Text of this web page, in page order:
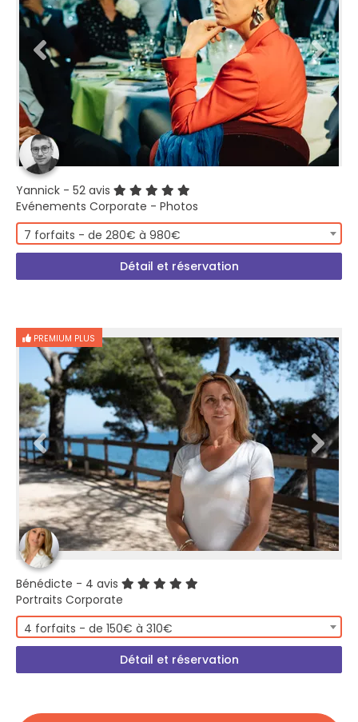
Yannick - 52 avis
Evénements Corporate - Photos
7 forfaits - de 280€ à 980€
Détail et réservation
PREMIUM PLUS
Bénédicte - 4 avis
Portraits Corporate
4 forfaits - de 150€ à 310€
Détail et réservation